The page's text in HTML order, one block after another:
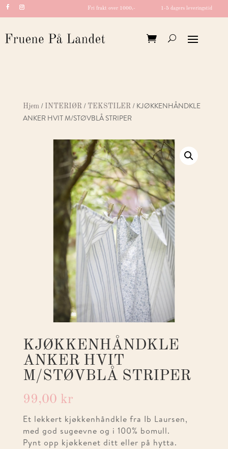
Fri frakt over 1000,- 1-5 dagers leveringstid
Hjem/ INTERIØR/ TEKSTILER/ KJØKKENHÅNDKLE
ANKER HVIT M/STØVBLÅ STRIPER
KJØKKENHÅNDKLE
ANKER HVIT
M/STØVBLÅ STRIPER
99,00 kr
Et lekkert kjøkkenhåndkle fra Ib Laursen,
med god sugeevne og i 100% bomull.
Pynt opp kjøkkenet ditt eller på hytta.